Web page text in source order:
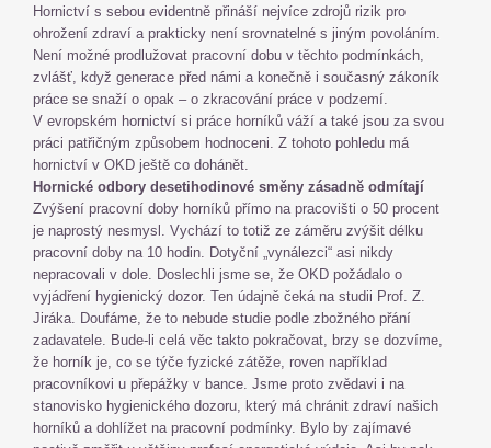
Hornictví s sebou evidentně přináší nejvíce zdrojů rizik pro
ohrožení zdraví a prakticky není srovnatelné s jiným povoláním.
Není možné prodlužovat pracovní dobu v těchto podmínkách,
zvlášť, když generace před námi a konečně i současný zákoník
práce se snaží o opak – o zkracování práce v podzemí.
V evropském hornictví si práce horníků váží a také jsou za svou
práci patřičným způsobem hodnoceni. Z tohoto pohledu má
hornictví v OKD ještě co dohánět.
Hornické odbory desetihodinové směny zásadně odmítají
Zvýšení pracovní doby horníků přímo na pracovišti o 50 procent
je naprostý nesmysl. Vychází to totiž ze záměru zvýšit délku
pracovní doby na 10 hodin. Dotyční „vynálezci“ asi nikdy
nepracovali v dole. Doslechli jsme se, že OKD požádalo o
vyjádření hygienický dozor. Ten údajně čeká na studii Prof. Z.
Jiráka. Doufáme, že to nebude studie podle zbožného přání
zadavatele. Bude-li celá věc takto pokračovat, brzy se dozvíme,
že horník je, co se týče fyzické zátěže, roven například
pracovníkovi u přepážky v bance. Jsme proto zvědavi i na
stanovisko hygienického dozoru, který má chránit zdraví našich
horníků a dohlížet na pracovní podmínky. Bylo by zajímavé